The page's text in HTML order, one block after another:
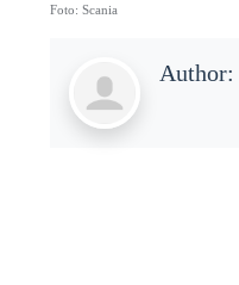
Foto: Scania
Author: